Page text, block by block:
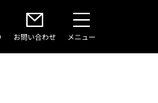
お問い合わせ メニュー